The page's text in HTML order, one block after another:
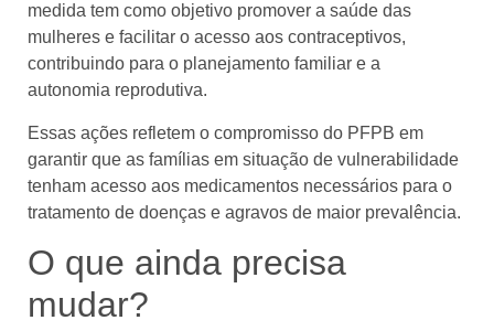
medida tem como objetivo promover a saúde das
mulheres e facilitar o acesso aos contraceptivos,
contribuindo para o planejamento familiar e a
autonomia reprodutiva.
Essas ações refletem o compromisso do PFPB em
garantir que as famílias em situação de vulnerabilidade
tenham acesso aos medicamentos necessários para o
tratamento de doenças e agravos de maior prevalência.
O que ainda precisa
mudar?